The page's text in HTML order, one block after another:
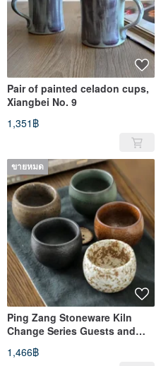
Pair of painted celadon cups,
Xiangbei No. 9
1,351฿
ขายหมด
Ping Zang Stoneware Kiln
Change Series Guests and
Hosts Have Fun Five Elements
Cup-A set of 5
1,466฿